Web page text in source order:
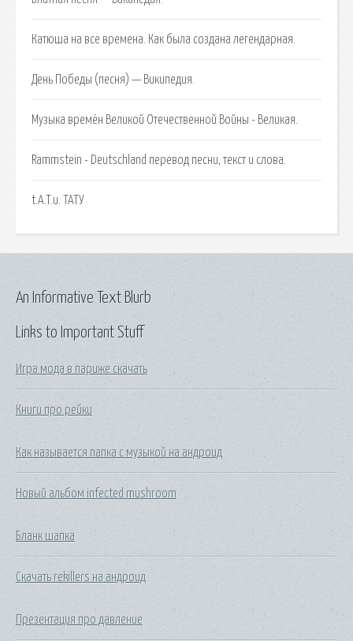
Катюша на все времена. Как была создана легендарная.
День Победы (песня) — Википедия.
Музыка времён Великой Отечественной Войны - Великая.
Rammstein - Deutschland перевод песни, текст и слова.
t.A.T.u. ТАТУ
Links to Important Stuff
Игра мода в париже скачать
Книги про рейки
Как называется папка с музыкой на андроид
Новый альбом infected mushroom
Бланк шапка
Скачать rekillers на андроид
Презентация про давление
An Informative Text Blurb